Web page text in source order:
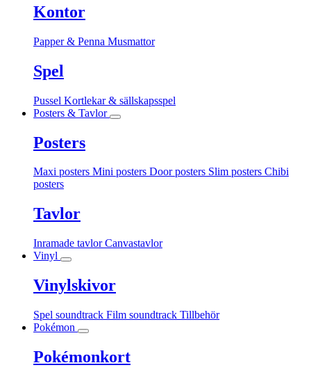
Kontor
Papper & Penna Musmattor
Spel
Pussel Kortlekar & sällskapsspel
Posters & Tavlor
Posters
Maxi posters Mini posters Door posters Slim posters Chibi
posters
Tavlor
Inramade tavlorCanvastavlor
Vinyl
Vinylskivor
Spel soundtrack Film soundtrack Tillbehör
Pokémon
Pokémonkort